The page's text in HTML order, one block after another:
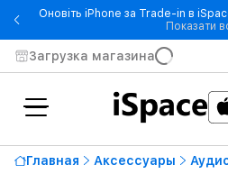
Оновіть iPhone за Trade-in в
Показати
Загрузка магазина
Главная Аксессуары